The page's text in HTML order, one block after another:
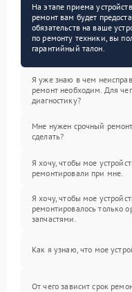
На этапе приема
ремонт вам будет
обязательств на ваше
по ремонту техники, вы
гарантийный талон.
Я уже знаю в чем
ремонт необходим. Для
диагностику?
Мне нужен срочный
сделать?
Я хочу, чтобы мое
ремонтировали при мне.
Я хочу, чтобы мое
ремонтировалось только
запчастями.
Как я узнаю, что мое
От чего зависит срок